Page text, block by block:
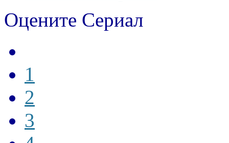
Оцените Сериал
1
2
3